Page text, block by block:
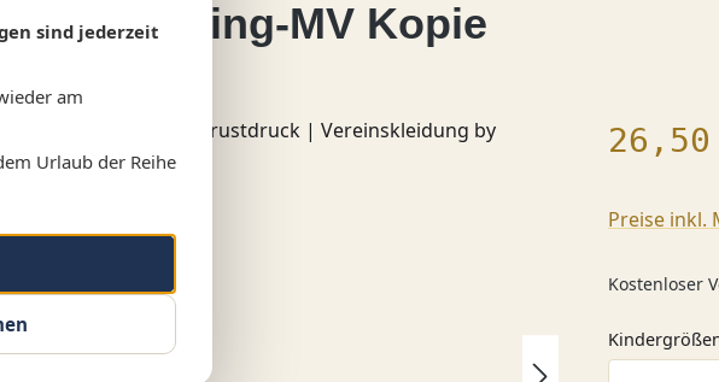
sind jederzeit
am
Urlaub der Reihe
by Marketing-MV Kopie
Preise inkl.
Kostenloser